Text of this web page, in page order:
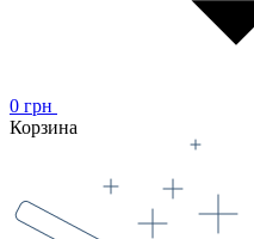
0 грн
Корзина